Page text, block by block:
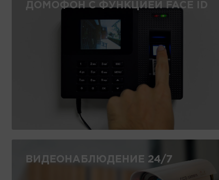
ДОМОФОН С ФУНКЦИЕЙ FACE ID
ВИДЕОНАБЛЮДЕНИЕ 24/7